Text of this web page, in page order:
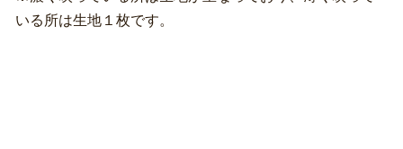
いる所は生地１枚です。